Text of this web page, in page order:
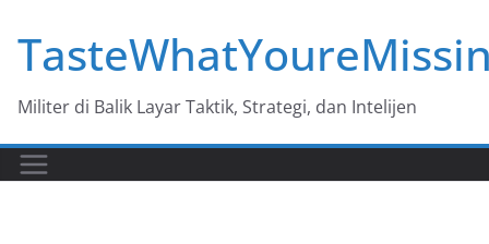
content
Militer di Balik Layar Taktik, Strategi, dan Intelijen